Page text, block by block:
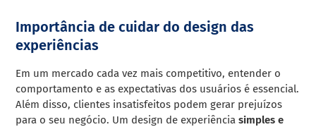
Importância de cuidar do design das
experiências
Em um mercado cada vez mais competitivo, entender o
comportamento e as expectativas dos usuários é essencial.
Além disso, clientes insatisfeitos podem gerar prejuízos
para o seu negócio. Um design de experiênciasimples e